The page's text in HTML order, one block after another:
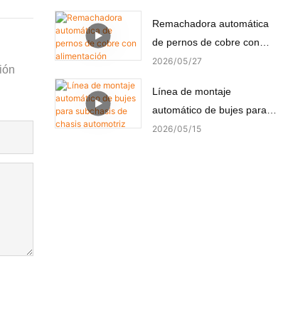
Remachadora automática
de pernos de cobre con
alimentación automática y
2026 05 27
Línea de montaje
automático de bujes para
subchasis de chasis
2026 05 15